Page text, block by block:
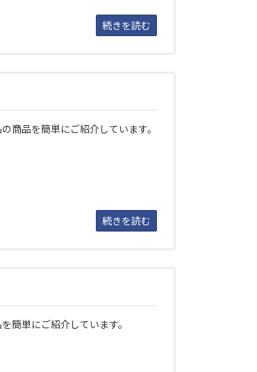
続きを読む
商品を簡単にご紹介しています。
続きを読む
簡単にご紹介しています。